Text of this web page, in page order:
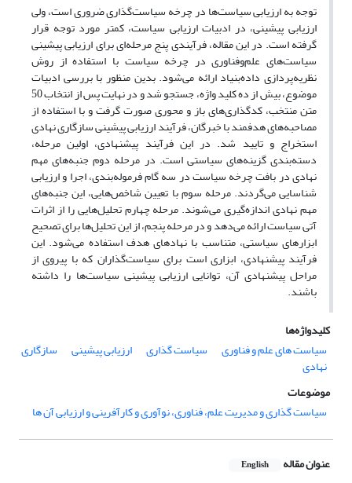
توجه به ارزیابی سیاست‌ها در چرخه سیاست‌گذاری ضروری است، ولی
ارزیابی پیشینی، در ادبیات ارزیابی سیاست، کمتر مورد توجه قرار
گرفته است. در این مقاله، فرآیندی پنج مرحله‌ای برای ارزیابی پیشینی
سیاست‌های علم‌وفناوری در چرخه سیاست با استفاده از روش
نظریه‌پردازی داده‌بنیاد ارائه می‌شود. بدین منظور با بررسی ادبیات
موضوع، بیش از ده کلید واژه، جستجو شد و در نهایت پس از انتخاب 50
متن منتخب، کدگذاری‌های باز و محوری صورت گرفت و با استفاده از
مصاحبه‌های هدفمند با خبرگان، فرآیند ارزیابی پیشینی سازگاری نهادی
استخراج و تایید شد. در این فرآیند پیشنهادی، اولین مرحله،
دسته‌بندی گزینه‌های سیاستی است. در مرحله دوم جنبه‌های مهم
نهادی در بافت چرخه سیاست در سه گام فرموله‌بندی، اجرا و ارزیابی
شناسایی می‌گردند. مرحله سوم با تعیین شاخص‌هایی، این جنبه‌های
مهم نهادی اندازه‌گیری می‌شوند. مرحله چهارم تحلیل‌هایی را از اثرات
آتی سیاست ارائه می‌دهد و در مرحله پنجم، از این تحلیل‌ها برای تصحیح
ابزارهای سیاستی، متناسب با نهادهای هدف استفاده می‌شود. این
فرآیند پیشنهادی، ابزاری است برای سیاست‌گذاران که با پیروی از
مراحل پیشنهادی آن، توانایی ارزیابی پیشینی سیاست‌ها را داشته
باشند.
کلیدواژه‌ها
سیاست های علم و فناوری
سیاست گذاری ارزیابی پیشینی سازگاری
نهادی
موضوعات
سیاست گذاری و مدیریت علم، فناوری، نوآوری و کارآفرینی و ارزیابی آن ها
عنوان مقاله English